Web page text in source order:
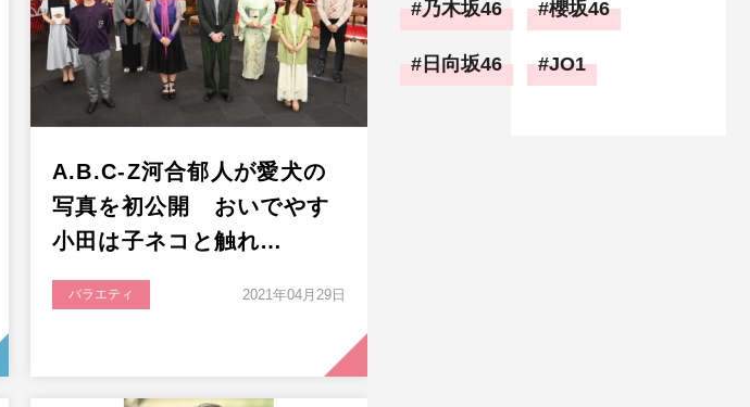
A.B.C-Z河合郁人が愛犬の
写真を初公開 おいでやす
小田は子ネコと触れ…
バラエティ 2021年04月29日
乃木坂46 櫻坂46
日向坂46 JO1